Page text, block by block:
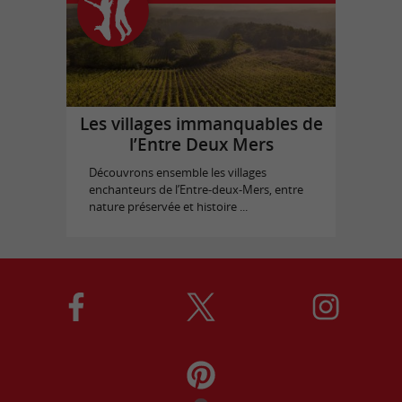
Les villages immanquables de
l’Entre Deux Mers
Découvrons ensemble les villages
enchanteurs de l’Entre-deux-Mers, entre
nature préservée et histoire ...